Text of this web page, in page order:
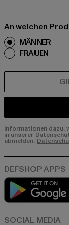
An welchen
MÄNNER
FRAUEN
Informationen dazu,
in unserer
abmelden.